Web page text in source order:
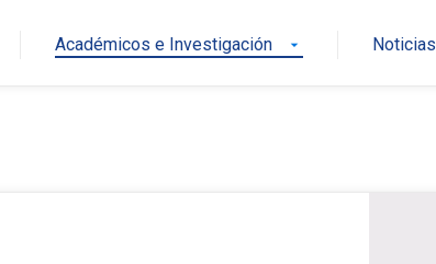
Académicos e Investigación arrow_drop_down Noticias